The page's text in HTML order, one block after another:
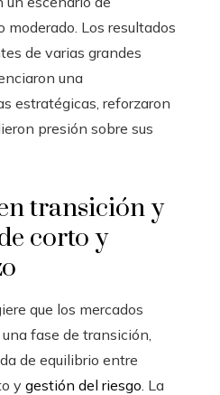
Los resultados
de varias grandes
una
estratégicas, reforzaron
presión sobre sus
transición y
corto y
que los mercados
fase de transición,
de equilibrio entre
y gestión del riesgo . La